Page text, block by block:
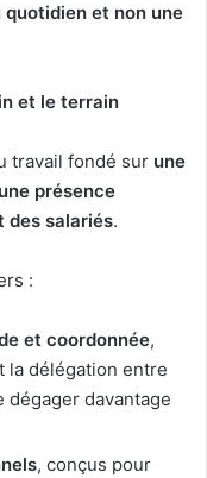
et non une
et le terrain
travail fondé sur une
présence
des salariés.
:
et coordonnée,
la délégation entre
dégager davantage
, conçus pour